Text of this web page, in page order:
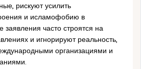
рискуют усилить
и исламофобию в
часто строятся на
и игнорируют реальность,
организациями и